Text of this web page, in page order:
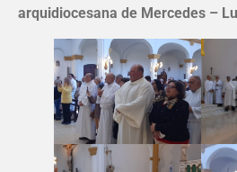
arquidiocesana de Mercedes –